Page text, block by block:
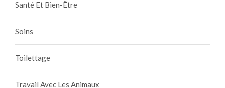
Santé Et Bien-Être
Soins
Toilettage
Travail Avec Les Animaux